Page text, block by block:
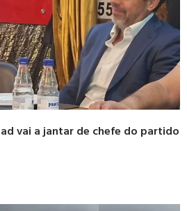
vai a jantar de chefe do partido